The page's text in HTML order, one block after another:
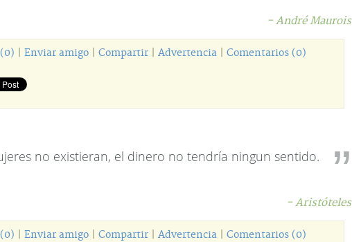
- André Maurois
Enviar amigo Compartir Advertencia Comentarios (0)
no existieran, el dinero no tendría ningun sentido.
- Aristóteles
Enviar amigo Compartir Advertencia Comentarios (0)